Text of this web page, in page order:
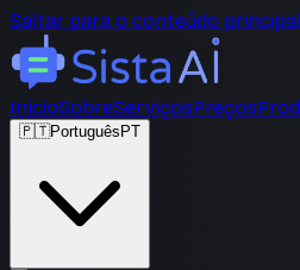
Saltar para o conteúdo principal
InícioSobreServiçosPreços
🇵🇹Português PT